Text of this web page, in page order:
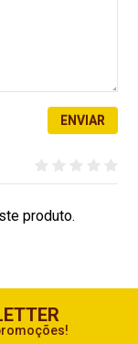
ENVIAR
produto.